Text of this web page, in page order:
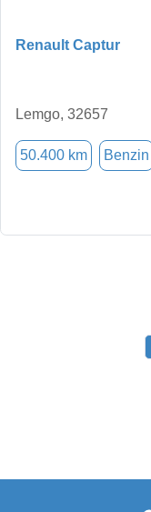
Renault Captur
Lemgo, 32657
50.400 km Benzin